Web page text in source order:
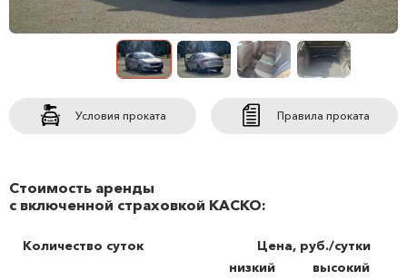
Условия проката Правила проката
Стоимость аренды
с включенной страховкой КАСКО:
Количество суток
Цена, руб./сутки
низкий
высокий